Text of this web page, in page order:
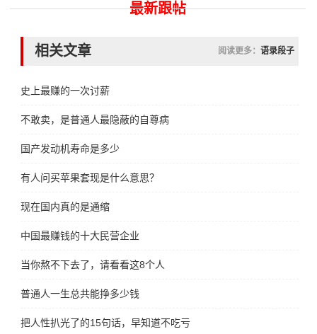
最新跟帖
相关文章 阅读更多： 语录段子
史上最赚的一次讨薪
不敢卖，是普通人最隐蔽的自尊病
国产发动机寿命是多少
有人问买苹果套现是什么意思？
现在国内真的是通缩
中国最赚钱的十大民营企业
当你熬不下去了，请看看这8个人
普通人一生总共能挣多少钱
把人性扒光了的15句话，早知道不吃亏